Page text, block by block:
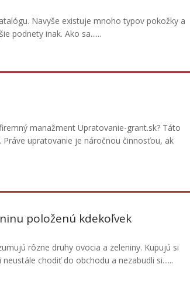
Navyše existuje mnoho typov pokožky a
podnety inak. Ako sa......
manažment Upratovanie-grant.sk? Táto
upratovanie je náročnou činnosťou, ak
položenú kdekoľvek
rôzne druhy ovocia a zeleniny. Kupujú si
chodiť do obchodu a nezabudli si......